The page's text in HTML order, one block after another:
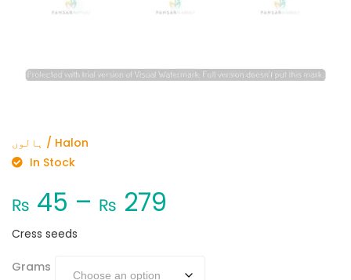
ہالوں / Halon
In Stock
₨ 45 – ₨ 279
Cress seeds
Grams